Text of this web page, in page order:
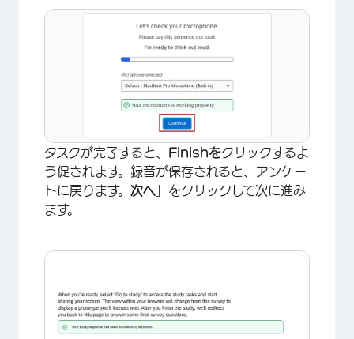
タスクが完了すると、 Finishをクリックするよ
う促されます。録音が保存されると、アンケー
トに戻ります。 次へ
」をクリックして次に進み
ます。